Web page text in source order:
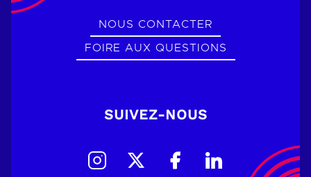
NOUS CONTACTER
FOIRE AUX QUESTIONS
SUIVEZ-NOUS